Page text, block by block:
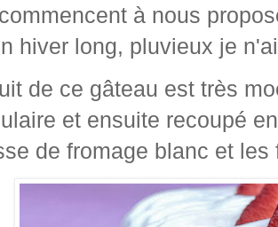
à nous
hiver long, pluvieux je
de ce gâteau est très
et ensuite recoupé
de fromage blanc et les